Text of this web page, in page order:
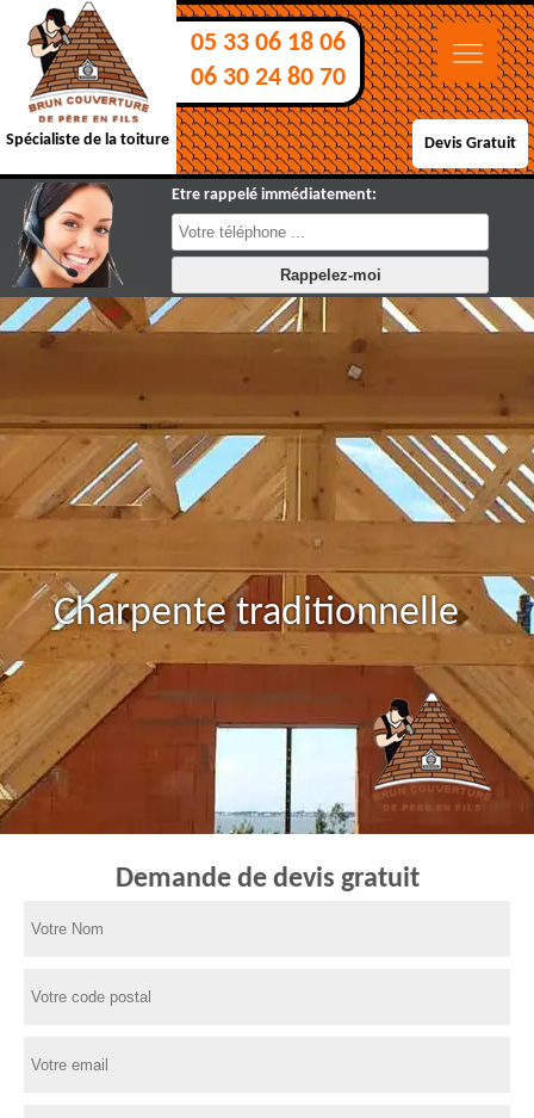
Spécialiste de la toiture
05 33 06 18 06
06 30 24 80 70
Devis Gratuit
Etre rappelé immédiatement:
Charpente traditionnelle
Demande de devis gratuit